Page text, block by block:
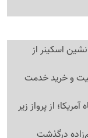
اسکینر از
و خرید خدمت
از پرواز زیر
درگذشت